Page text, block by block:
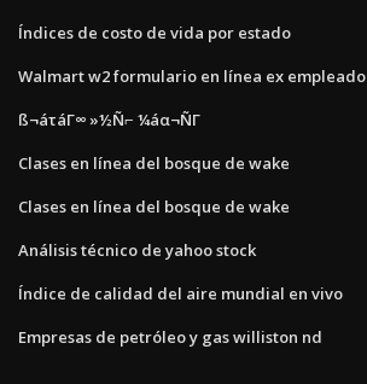
Índices de costo de vida por estado
Walmart w2 formulario en línea ex empleado
ß¬áτáΓ∞ »½Ñ⌐ ¼áα¬ÑΓ
Clases en línea del bosque de wake
Clases en línea del bosque de wake
Análisis técnico de yahoo stock
Índice de calidad del aire mundial en vivo
Empresas de petróleo y gas williston nd